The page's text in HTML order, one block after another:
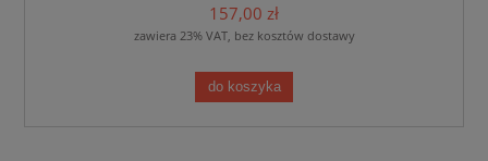
157,00 zł
zawiera 23% VAT, bez kosztów dostawy
do koszyka